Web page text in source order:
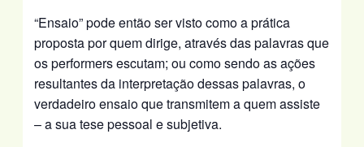
“Ensaio” pode então ser visto como a prática
proposta por quem dirige, através das palavras que
os performers escutam; ou como sendo as ações
resultantes da interpretação dessas palavras, o
verdadeiro ensaio que transmitem a quem assiste
– a sua tese pessoal e subjetiva.